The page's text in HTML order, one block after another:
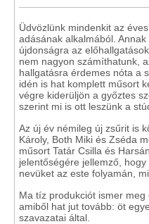
Üdvözlünk mindenkit az
adásának alkalmából.
újdonságra az
nem nagyon számíthatunk,
hallgatásra érdemes nóta a
idén is hat komplett műsort
végre kiderüljön a győztes
szerint mi is ott leszünk a
Az új év némileg új zsűrit is
Károly, Both Miki és Zséda
műsort Tatár Csilla és
jelentőségére jellemző,
nevüket az este folyamán,
Ma tíz produkciót ismer meg
amiből hat jut tovább: öt
szavazatai által.